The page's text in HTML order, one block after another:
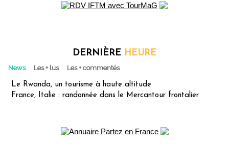
DERNIÈRE HEURE
News Les + lus Les + commentés
Le Rwanda, un tourisme à haute altitude
France, Italie : randonnée dans le Mercantour frontalier